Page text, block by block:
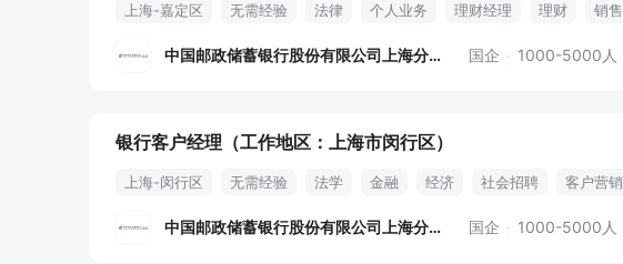
上海-嘉定区 无需经验 法律 个人业务 理财经理 理财 销售
中国邮政储蓄银行股份有限公司上海分行 国企 1000-5000人
银行客户经理（工作地区：上海市闵行区）
上海-闵行区 无需经验 法学 金融 经济 社会招聘 客户营销
中国邮政储蓄银行股份有限公司上海分行 国企 1000-5000人